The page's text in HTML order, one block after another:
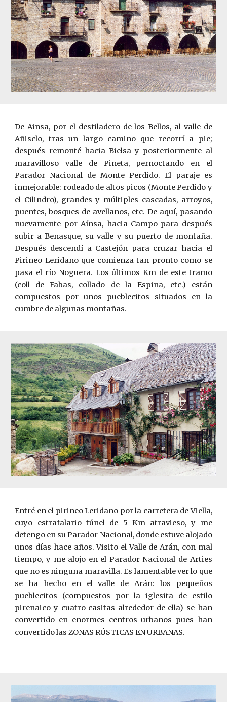
De Ainsa, por el desfiladero de los Bellos, al valle de
Añisclo, tras un largo camino que recorrí a pie;
después remonté hacia Bielsa y posteriormente al
maravilloso valle de Pineta, pernoctando en el
Parador Nacional de Monte Perdido. El paraje es
inmejorable: rodeado de altos picos (Monte Perdido y
el Cilindro), grandes y múltiples cascadas, arroyos,
puentes, bosques de avellanos, etc. De aquí, pasando
nuevamente por Aínsa, hacia Campo para después
subir a Benasque, su valle y su puerto de montaña.
Después descendí a Castejón para cruzar hacia el
Pirineo Leridano que comienza tan pronto como se
pasa el río Noguera. Los últimos Km de este tramo
(coll de Fabas, collado de la Espina, etc.) están
compuestos por unos pueblecitos situados en la
cumbre de algunas montañas.
Entré en el pirineo Leridano por la carretera de Viella,
cuyo estrafalario túnel de 5 Km atravieso, y me
detengo en su Parador Nacional, donde estuve alojado
unos días hace años. Visito el Valle de Arán, con mal
tiempo, y me alojo en el Parador Nacional de Arties
que no es ninguna maravilla. Es lamentable ver lo que
se ha hecho en el valle de Arán: los pequeños
pueblecitos (compuestos por la iglesita de estilo
pirenaico y cuatro casitas alrededor de ella) se han
convertido en enormes centros urbanos pues han
convertido las ZONAS RÚSTICAS EN URBANAS.